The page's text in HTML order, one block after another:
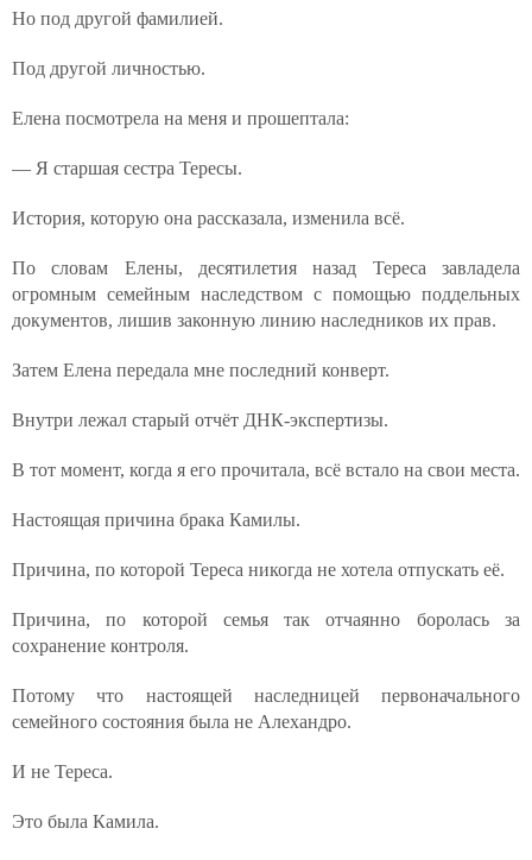
Но под другой фамилией.
Под другой личностью.
Елена посмотрела на меня и прошептала:
— Я старшая сестра Тересы.
История, которую она рассказала, изменила всё.
По словам Елены, десятилетия назад Тереса завладела
огромным семейным наследством с помощью поддельных
документов, лишив законную линию наследников их прав.
Затем Елена передала мне последний конверт.
Внутри лежал старый отчёт ДНК-экспертизы.
В тот момент, когда я его прочитала, всё встало на свои места.
Настоящая причина брака Камилы.
Причина, по которой Тереса никогда не хотела отпускать её.
Причина, по которой семья так отчаянно боролась за
сохранение контроля.
Потому что настоящей наследницей первоначального
семейного состояния была не Алехандро.
И не Тереса.
Это была Камила.